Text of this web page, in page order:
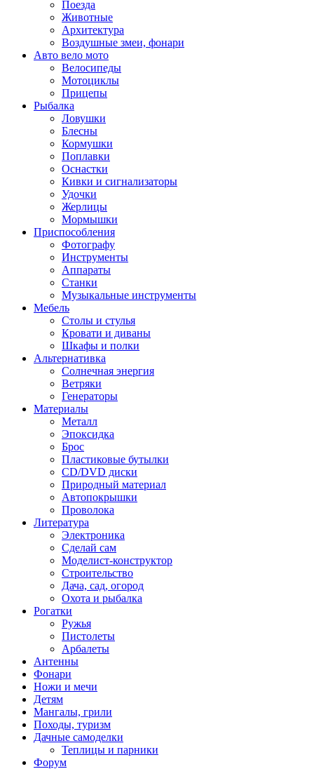
Поезда
Животные
Архитектура
Воздушные змеи, фонари
Авто вело мото
Велосипеды
Мотоциклы
Прицепы
Рыбалка
Ловушки
Блесны
Кормушки
Поплавки
Оснастки
Кивки и сигнализаторы
Удочки
Жерлицы
Мормышки
Приспособления
Фотографу
Инструменты
Аппараты
Станки
Музыкальные инструменты
Мебель
Столы и стулья
Кровати и диваны
Шкафы и полки
Альтернативка
Солнечная энергия
Ветряки
Генераторы
Материалы
Металл
Эпоксидка
Брос
Пластиковые бутылки
CD/DVD диски
Природный материал
Автопокрышки
Проволока
Литература
Электроника
Сделай сам
Моделист-конструктор
Строительство
Дача, сад, огород
Охота и рыбалка
Рогатки
Ружья
Пистолеты
Арбалеты
Антенны
Фонари
Ножи и мечи
Детям
Мангалы, грили
Походы, туризм
Дачные самоделки
Теплицы и парники
Форум